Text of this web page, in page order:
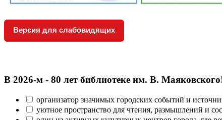
Версия для слабовидящих
В 2026‑м - 80 лет библиотеке им. В.
организатор значимых городских событий и
уютное пространство для чтения, размышлений и